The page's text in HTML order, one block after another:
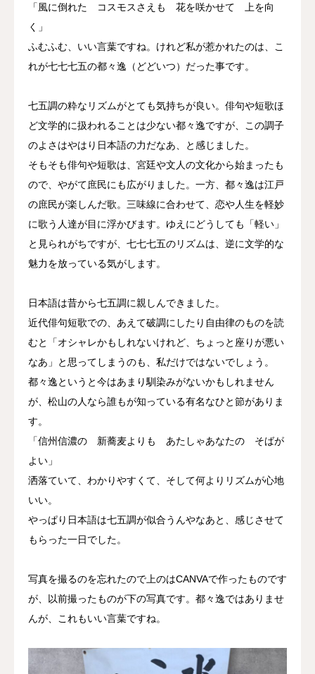
「風に倒れた コスモスさえも 花を咲かせて 上を向
く」
ふむふむ、いい言葉ですね。けれど私が惹かれたのは、こ
れが七七七五の都々逸（どどいつ）だった事です。
七五調の粋なリズムがとても気持ちが良い。俳句や短歌ほ
ど文学的に扱われることは少ない都々逸ですが、この調子
のよさはやはり日本語の力だなあ、と感じました。
そもそも俳句や短歌は、宮廷や文人の文化から始まったも
ので、やがて庶民にも広がりました。一方、都々逸は江戸
の庶民が楽しんだ歌。三味線に合わせて、恋や人生を軽妙
に歌う人達が目に浮かびます。ゆえにどうしても「軽い」
と見られがちですが、七七七五のリズムは、逆に文学的な
魅力を放っている気がします。
日本語は昔から七五調に親しんできました。
近代俳句短歌での、あえて破調にしたり自由律のものを読
むと「オシャレかもしれないけれど、ちょっと座りが悪い
なあ」と思ってしまうのも、私だけではないでしょう。
都々逸というと今はあまり馴染みがないかもしれません
が、松山の人なら誰もが知っている有名なひと節がありま
す。
「信州信濃の 新蕎麦よりも あたしゃあなたの そばが
よい」
洒落ていて、わかりやすくて、そして何よりリズムが心地
いい。
やっぱり日本語は七五調が似合うんやなあと、感じさせて
もらった一日でした。
写真を撮るのを忘れたので上のはCANVAで作ったものです
が、以前撮ったものが下の写真です。都々逸ではありませ
んが、これもいい言葉ですね。